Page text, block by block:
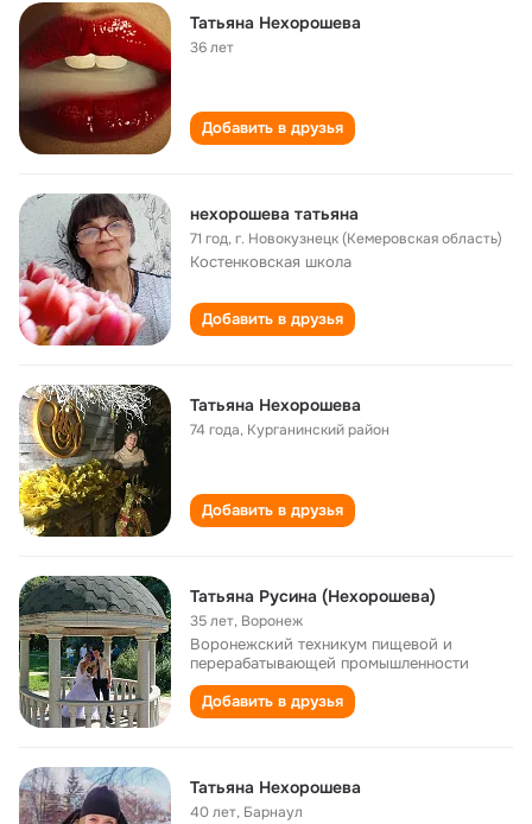
Татьяна Нехорошева
36 лет
Добавить в друзья
нехорошева татьяна
71 год,г. Новокузнецк (Кемеровская область)
Костенковская школа
Добавить в друзья
Татьяна Нехорошева
74 года, Курганинский район
Добавить в друзья
Татьяна Русина (Нехорошева)
35 лет, Воронеж
Воронежский техникум пищевой и
перерабатывающей промышленности
Добавить в друзья
Татьяна Нехорошева
40 лет, Барнаул